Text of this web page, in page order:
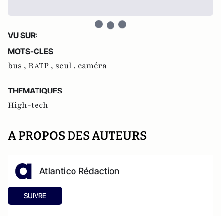
VU SUR:
MOTS-CLES
bus , RATP , seul , caméra
THEMATIQUES
High-tech
A PROPOS DES AUTEURS
Atlantico Rédaction
SUIVRE